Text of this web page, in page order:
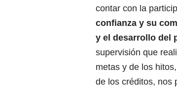
contar con la
confianza y su
y el desarrollo del
supervisión que
metas y de los
de los créditos, nos